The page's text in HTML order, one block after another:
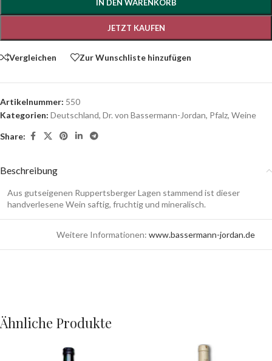
IN DEN WARENKORB
JETZT KAUFEN
Vergleichen Zur Wunschliste hinzufügen
Artikelnummer: 550
Kategorien: Deutschland, Dr. von Bassermann-Jordan, Pfalz, Weine
Share:
Beschreibung
Aus gutseigenen Ruppertsberger Lagen stammend ist dieser
handverlesene Wein saftig, fruchtig und mineralisch.
Weitere Informationen: www.bassermann-jordan.de
Ähnliche Produkte